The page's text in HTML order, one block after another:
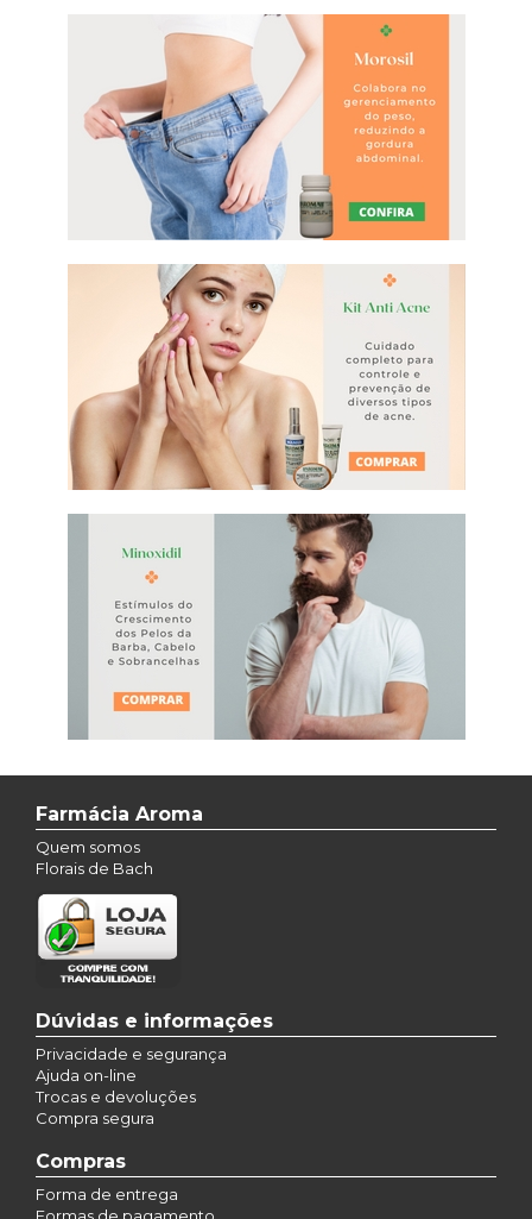
Farmácia Aroma
Quem somos
Florais de Bach
Dúvidas e informações
Privacidade e segurança
Ajuda on-line
Trocas e devoluções
Compra segura
Compras
Forma de entrega